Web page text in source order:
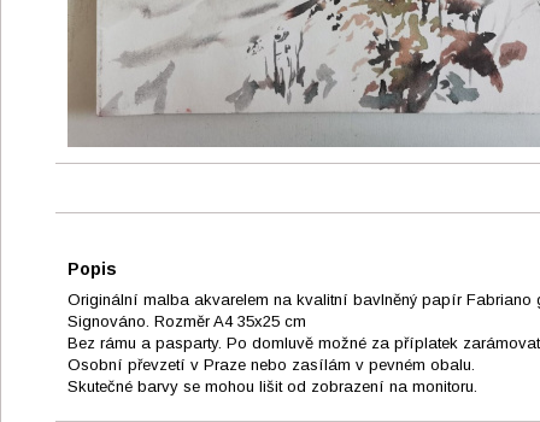
Popis
Originální malba akvarelem na kvalitní bavlněný papír Fabriano
Signováno. Rozměr A4 35x25 cm
Bez rámu a pasparty. Po domluvě možné za příplatek
Osobní převzetí v Praze nebo zasílám v pevném obalu.
Skutečné barvy se mohou lišit od zobrazení na monitoru.